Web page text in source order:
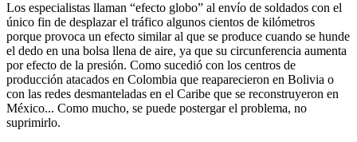
Los especialistas llaman “efecto globo” al envío de soldados con el
único fin de desplazar el tráfico algunos cientos de kilómetros
porque provoca un efecto similar al que se produce cuando se hunde
el dedo en una bolsa llena de aire, ya que su circunferencia aumenta
por efecto de la presión. Como sucedió con los centros de
producción atacados en Colombia que reaparecieron en Bolivia o
con las redes desmanteladas en el Caribe que se reconstruyeron en
México... Como mucho, se puede postergar el problema, no
suprimirlo.